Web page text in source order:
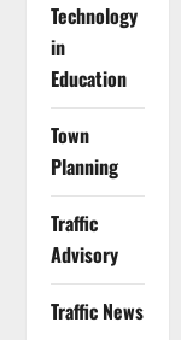
Technology
in
Education
Town
Planning
Traffic
Advisory
Traffic News